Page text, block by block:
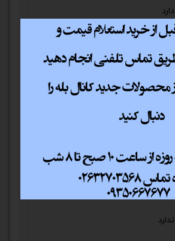
دارد
دارد
USB3.0 ×2 - USB2.0 ×2
دارد
بادی
ندارد